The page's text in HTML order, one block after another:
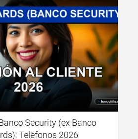
Security (ex Banco
Teléfonos 2026